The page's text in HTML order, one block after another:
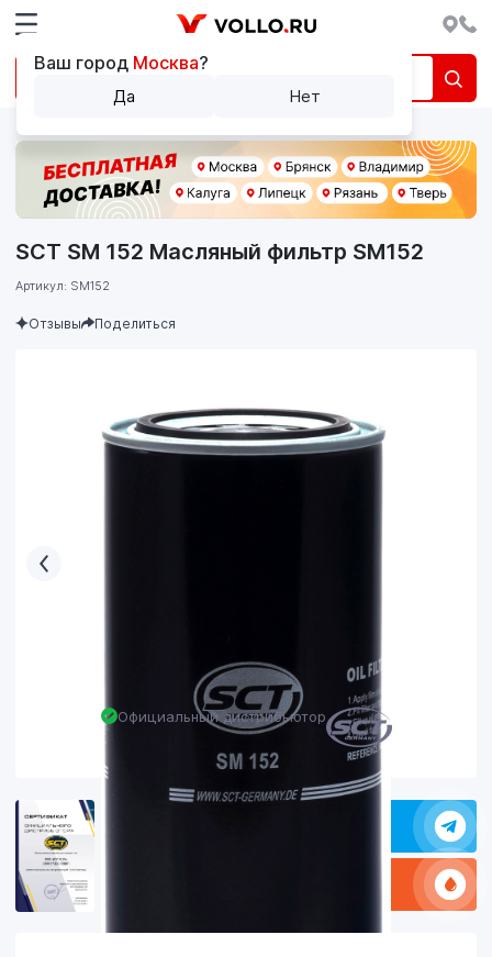
Официальный дистрибьютор
SCT SM 152 Масляный фильтр SM152
Артикул: SM152
Отзывы Поделиться
Ваш город Москва?
Да Нет